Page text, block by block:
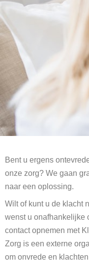
Bent u ergens
onze zorg? We gaan
naar een oplossing.
Wilt of kunt u de klacht
wenst u onafhankelijke
contact opnemen met
Zorg is een externe
om onvrede en